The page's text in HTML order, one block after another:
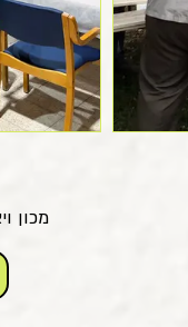
מכון ויצמן למדע עם המרכז לקשיש יבנה